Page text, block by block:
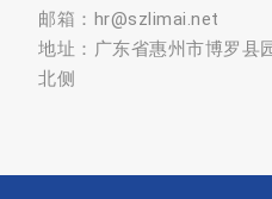
邮箱：hr@szlimai.net
地址：广东省惠州市博罗县
北侧